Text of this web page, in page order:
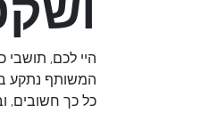
היי לכם,
המשותף נתקע
כל כך חשובים,